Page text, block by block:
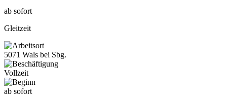
ab sofort
Gleitzeit
5071 Wals bei Sbg.
Vollzeit
ab sofort